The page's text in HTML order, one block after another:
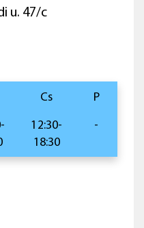
u. 47/c
Cs P
12:30-
18:30
-